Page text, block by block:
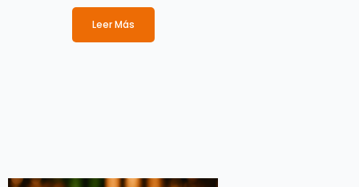
seguridad o autenticidad de los
productos y ofrecer confianza a los
consumidores.
Leer Más